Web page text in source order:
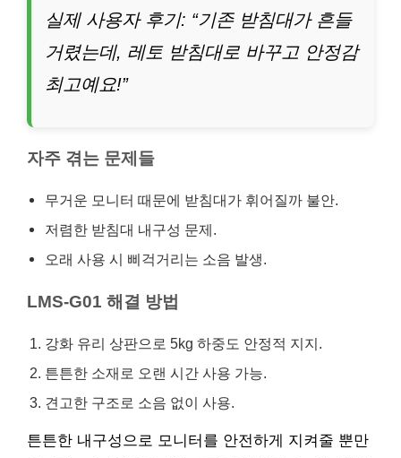
실제 사용자 후기: “기존 받침대가 흔들
거렸는데, 레토 받침대로 바꾸고 안정감
최고예요!”
자주 겪는 문제들
무거운 모니터 때문에 받침대가 휘어질까 불안.
저렴한 받침대 내구성 문제.
오래 사용 시 삐걱거리는 소음 발생.
LMS-G01 해결 방법
강화 유리 상판으로 5kg 하중도 안정적 지지.
튼튼한 소재로 오랜 시간 사용 가능.
견고한 구조로 소음 없이 사용.
튼튼한 내구성으로 모니터를 안전하게 지켜줄 뿐만